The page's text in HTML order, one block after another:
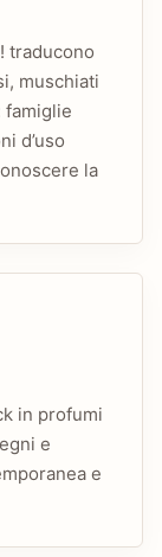
traducono
muschiati
famiglie
d’uso
la
in profumi
e
e